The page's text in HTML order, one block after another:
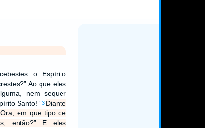
o Espírito
Ao que eles
nem sequer
Santo!” 3 Diante
em que tipo de
então?” E eles